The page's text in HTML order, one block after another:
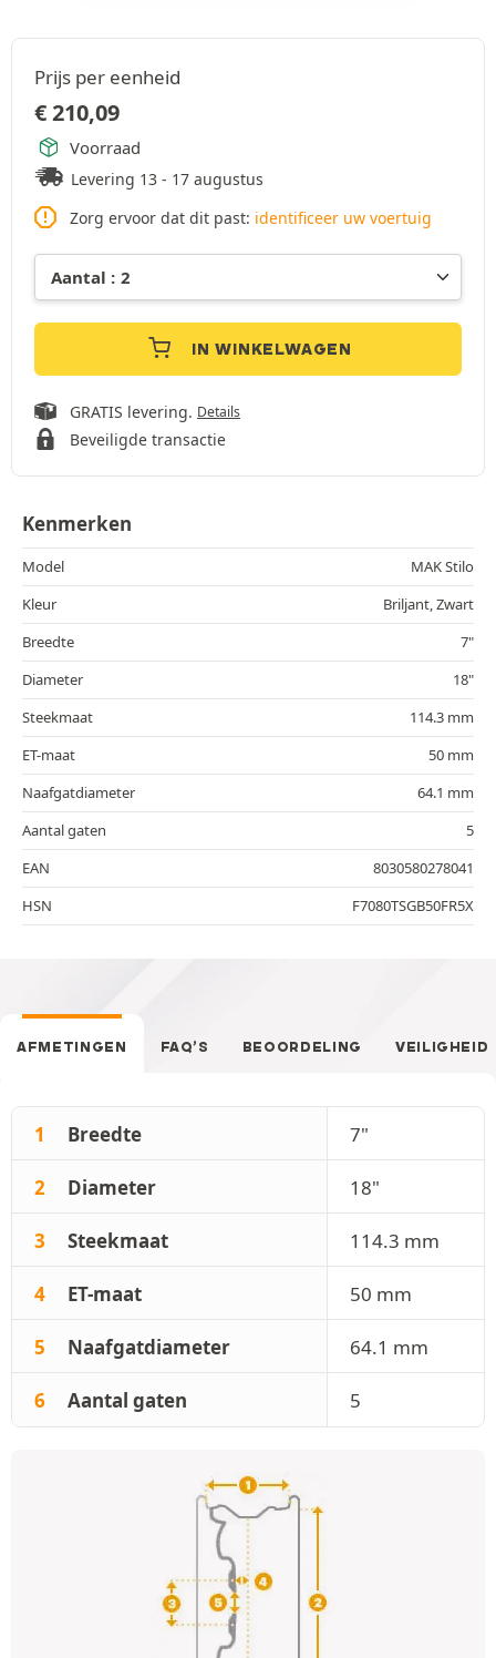
Prijs per eenheid
€210,09
Voorraad
Levering 13 - 17 augustus
Zorg ervoor dat dit past: identificeer uw voertuig
IN WINKELWAGEN
GRATIS levering. Details
Beveiligde transactie
Kenmerken
Model
MAK Stilo
Kleur
Briljant, Zwart
Breedte
7"
Diameter
18"
Steekmaat
114.3 mm
ET-maat
50 mm
Naafgatdiameter
64.1 mm
Aantal gaten
5
EAN
8030580278041
HSN
F7080TSGB50FR5X
AFMETINGEN FAQ’S BEOORDELING VEILIGHEID
1 Breedte 7"
2 Diameter 18"
3 Steekmaat 114.3 mm
4 ET-maat 50 mm
5 Naafgatdiameter 64.1 mm
6 Aantal gaten 5